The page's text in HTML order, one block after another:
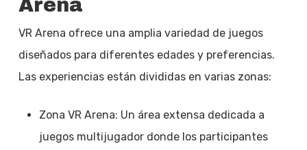
Arena
VR Arena ofrece una amplia variedad de juegos
diseñados para diferentes edades y preferencias.
Las experiencias están divididas en varias zonas:
Zona VR Arena: Un área extensa dedicada a
juegos multijugador donde los participantes